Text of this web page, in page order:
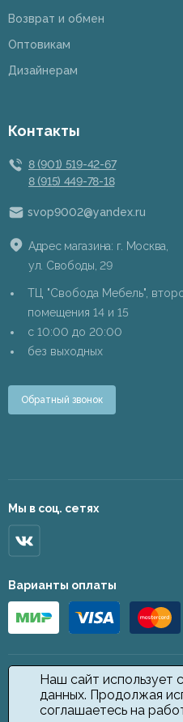
Наш сайт использует
данных. Продолжая
соглашаетесь на
Возврат и обмен
Оптовикам
Дизайнерам
Контакты
8 (901) 519-42-67
8 (915) 449-78-18
svop9002@yandex.ru
Адрес магазина: г. Москва,
ул. Свободы, 29
ТЦ "Свобода Мебель",
помещения 14 и 15
c 10:00 до 20:00
без выходных
Обратный звонок
Мы в соц. сетях
Варианты оплаты